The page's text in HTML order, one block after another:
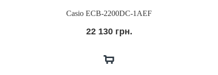
Casio ECB-2200DC-1AEF
22 130 грн.